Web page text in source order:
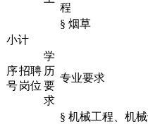
程
§ 烟草
小计
序
号
招聘
岗位
学
历
要
求
专业要求
§ 机械工程、机